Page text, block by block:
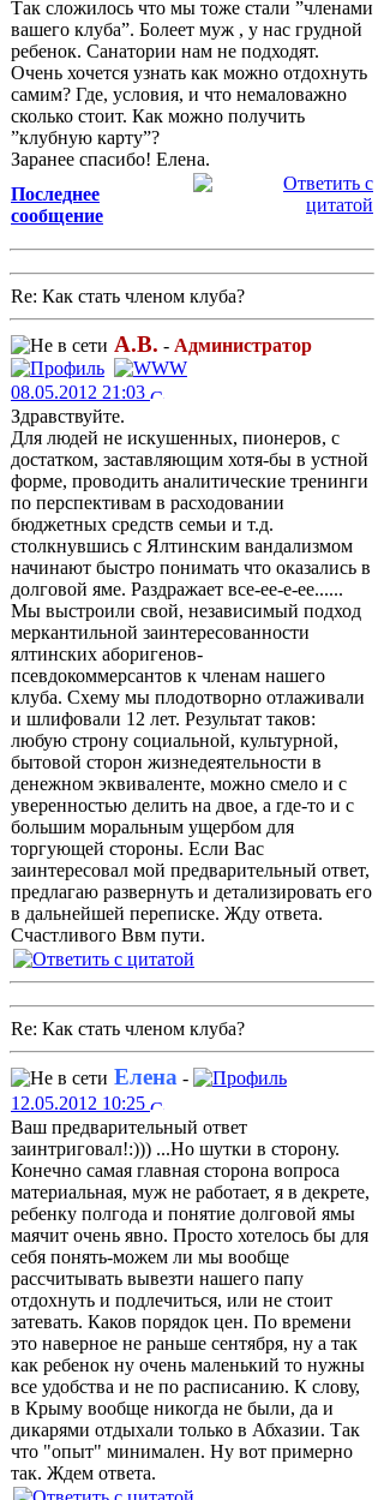
Так сложилось что мы тоже стали ”членами
вашего клуба”. Болеет муж , у нас грудной
ребенок. Санатории нам не подходят.
Очень хочется узнать как можно отдохнуть
самим? Где, условия, и что немаловажно
сколько стоит. Как можно получить
”клубную карту”?
Заранее спасибо! Елена.
Последнее
сообщение
Re: Как стать членом клуба?
А.В. - Администратор
08.05.2012 21:03
Здравствуйте.
Для людей не искушенных, пионеров, с
достатком, заставляющим хотя-бы в устной
форме, проводить аналитические тренинги
по перспективам в расходовании
бюджетных средств семьи и т.д.
столкнувшись с Ялтинским вандализмом
начинают быстро понимать что оказались в
долговой яме. Раздражает все-ее-е-ее......
Мы выстроили свой, независимый подход
меркантильной заинтересованности
ялтинских аборигенов-
псевдокоммерсантов к членам нашего
клуба. Схему мы плодотворно отлаживали
и шлифовали 12 лет. Результат таков:
любую строну социальной, культурной,
бытовой сторон жизнедеятельности в
денежном эквиваленте, можно смело и с
уверенностью делить на двое, а где-то и с
большим моральным ущербом для
торгующей стороны. Если Вас
заинтересовал мой предварительный ответ,
предлагаю развернуть и детализировать его
в дальнейшей переписке. Жду ответа.
Счастливого Ввм пути.
Re: Как стать членом клуба?
Елена -
12.05.2012 10:25
Ваш предварительный ответ
заинтриговал!:))) ...Но шутки в сторону.
Конечно самая главная сторона вопроса
материальная, муж не работает, я в декрете,
ребенку полгода и понятие долговой ямы
маячит очень явно. Просто хотелось бы для
себя понять-можем ли мы вообще
рассчитывать вывезти нашего папу
отдохнуть и подлечиться, или не стоит
затевать. Каков порядок цен. По времени
это наверное не раньше сентября, ну а так
как ребенок ну очень маленький то нужны
все удобства и не по расписанию. К слову,
в Крыму вообще никогда не были, да и
дикарями отдыхали только в Абхазии. Так
что "опыт" минимален. Ну вот примерно
так. Ждем ответа.